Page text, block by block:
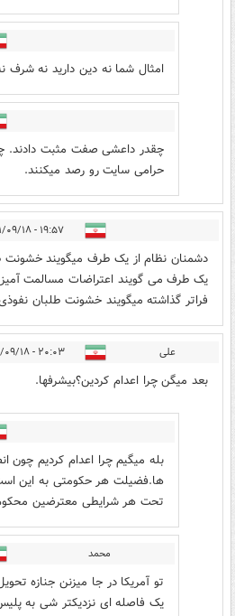
امثال شما نه دین دارید نه شرف
چقدر داعشی صفت مثبت دادند.
حرامی سایت رو رصد میکنند.
۱۹:۵۷ - ۱۴۰۱/۰۹/۱۸
دشمنان نظام از یک طرف میگویند خشونت
یک طرف می گویند اعتراضات مسالمت
فراتر گذاشته میگویند خشونت طلبان
علی ۲۰:۰۳ - ۱۴۰۱/۰۹/۱۸
بعد میگن چرا اعدام کردین؟بیشرفها.
بله میگیم چرا اعدام کردیم چون
ها.فضیلت هر حکومتی به این
تحت هر شرایطی معترضین
محمد
تو آمریکا در جا میزنن جنازه
یک فاصله ای نزدیکتر شی به